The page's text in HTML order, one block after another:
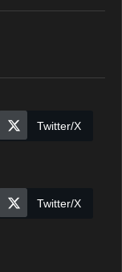
Twitter/X
Twitter/X